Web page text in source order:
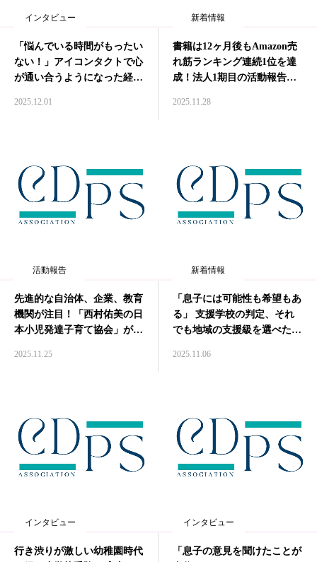
インタビュー
「悩んでいる時間がもったい
ない！」アイコンタクトで心
が通い合うようになった経験
2025.12.01
新着情報
書籍は12ヶ月後もAmazon売
れ筋ランキング連続1位を達
成！法人1期目の活動報告と
2025.11.28
活動報告
先進的な自治体、企業、教育
機関が注目！「西村佑美の日
本小児発達子育て協会」が2
2025.11.25
新着情報
「息子には可能性も希望もあ
る」 支援学校の判定、それ
でも地域の支援級を選べた理
2025.11.06
インタビュー
行き渋りが激しい幼稚園時代
インタビュー
「息子の意見を聞けたことが